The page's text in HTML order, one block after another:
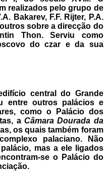
realizados pelo grupo de
Bakarev, F.F. Rijter, P.A.
sobre a direcção do
Thon. Serviu como
do czar e da sua
central do Grande
entre outros palácios e
como o Palácio dos
aCâmara Dourada da
os quais também foram
palaciano. Não
mas a ele ligados
se o Palácio do